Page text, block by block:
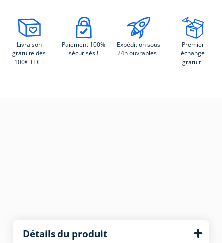
Livraison
gratuite dès
100€ TTC !
Paiement 100%
sécurisés !
Expédition sous
24h ouvrables !
Premier
échange
gratuit !
Détails du produit